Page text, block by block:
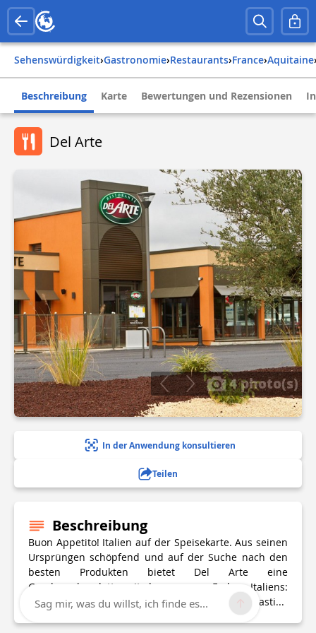
Sehenswürdigkeit› Gastronomie› Restaurants› france› aquitaine
Beschreibung Karte Bewertungen und Rezensionen
Del Arte
4 photo(s)
In der Anwendung konsultieren
Teilen
Beschreibung
Buon Appetito! Italien auf der Speisekarte. Aus seinen
Ursprüngen schöpfend und auf der Suche nach den
besten Produkten bietet Del Arte eine
Geschmackspalette mit den warmen Farben Italiens:
feine Wurstwaren, Aromaten, Pasta, Pizzas, Antipasti...
Sag mir, was du willst, ich finde es...